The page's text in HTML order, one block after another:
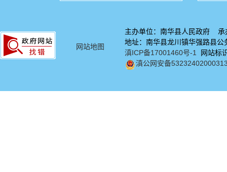
网站地图
主办单位：南华县人民政府 承
地址：南华县龙川镇华强路
滇ICP备17001460号-1
网站标
滇公网安备